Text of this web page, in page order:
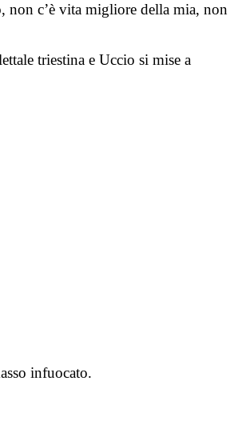
non c’è vita migliore della mia, non
triestina e Uccio si mise a
infuocato.